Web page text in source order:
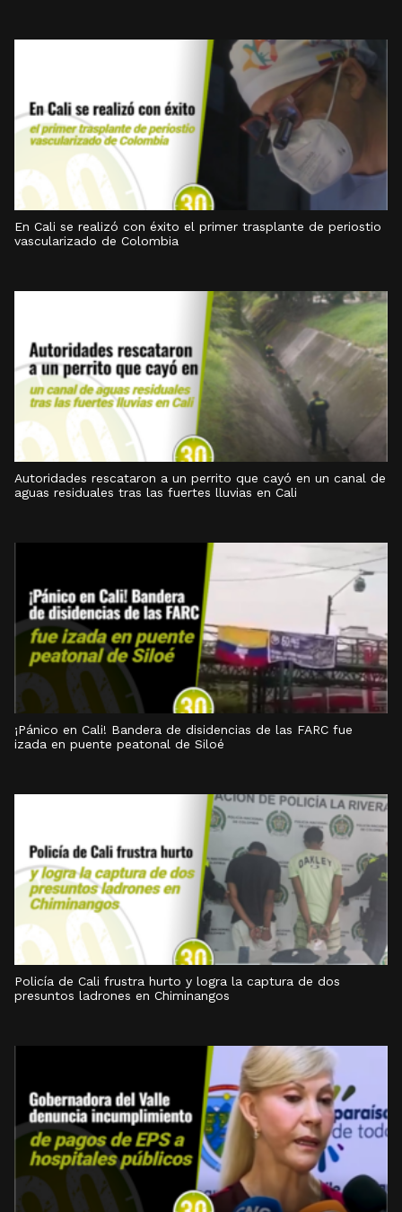
En Cali se realizó con éxito el primer trasplante de periostio
vascularizado de Colombia
Autoridades rescataron a un perrito que cayó en un canal de
aguas residuales tras las fuertes lluvias en Cali
¡Pánico en Cali! Bandera de disidencias de las FARC fue
izada en puente peatonal de Siloé
Policía de Cali frustra hurto y logra la captura de dos
presuntos ladrones en Chiminangos